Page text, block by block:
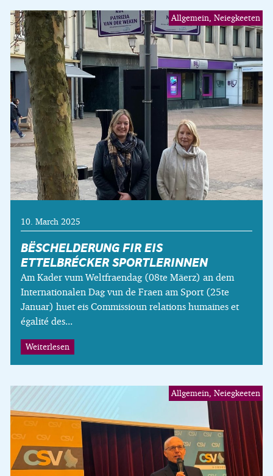
BËSCHELDERUNG FIR EIS
ETTELBRÉCKER SPORTLERINNEN
Am Kader vum Weltfraendag (08te Mäerz) an dem
Internationalen Dag vun de Fraen am Sport (25te
Januar) huet eis Commissioun relations humaines et
égalité des...
Weiterlesen
10. March 2025
Allgemein, Neiegkeeten
Allgemein, Neiegkeeten